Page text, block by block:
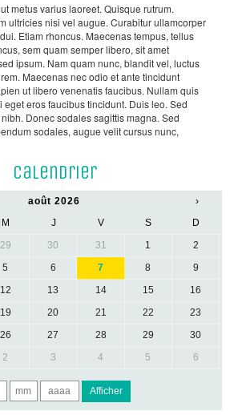
metus varius laoreet. Quisque rutrum.
ultricies nisi vel augue. Curabitur ullamcorper
Etiam rhoncus. Maecenas tempus, tellus
sem quam semper libero, sit amet
ipsum. Nam quam nunc, blandit vel, luctus
Maecenas nec odio et ante tincidunt
ut libero venenatis faucibus. Nullam quis
eget eros faucibus tincidunt. Duis leo. Sed
Donec sodales sagittis magna. Sed
sodales, augue velit cursus nunc,
Calendrier
août 2026
›
M J V S
D
29 30 31 1
2
5 6 7 8
9
12 13 14 15
16
19 20 21 22
23
26 27 28 29
30
2 3 4 5 6
Afficher